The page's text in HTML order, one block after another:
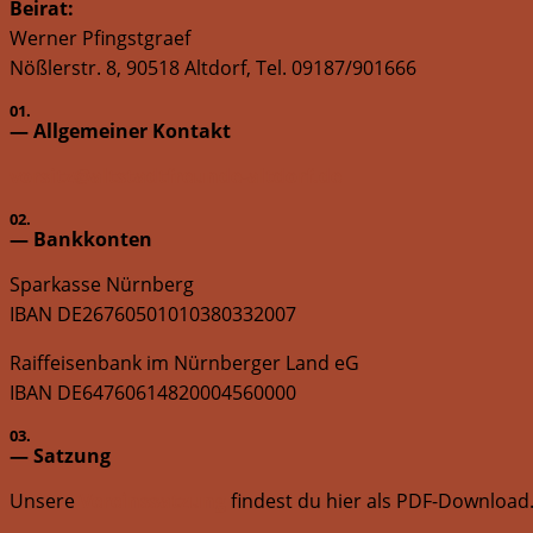
Beirat:
Werner Pfingstgraef
Nößlerstr. 8, 90518 Altdorf, Tel. 09187/901666
01.
— Allgemeiner Kontakt
02.
— Bankkonten
Sparkasse Nürnberg
IBAN DE26760501010380332007
Raiffeisenbank im Nürnberger Land eG
IBAN DE64760614820004560000
03.
— Satzung
Unsere
findest du hier als PDF-Download.